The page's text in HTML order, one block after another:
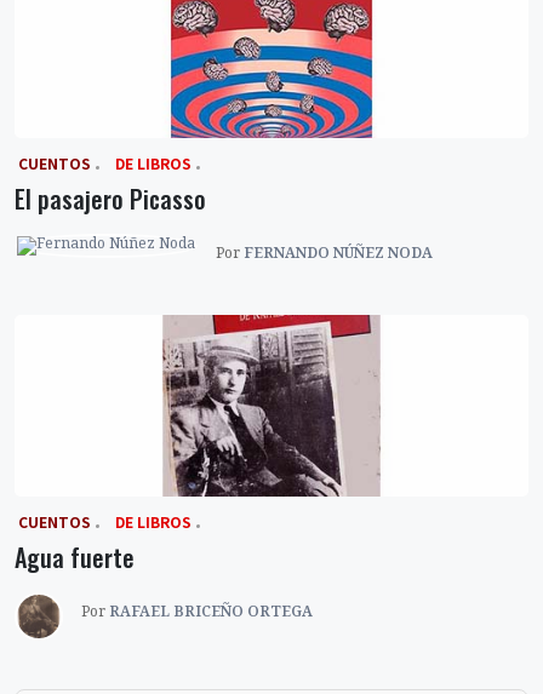
‎ CUENTOS DE LIBROS
El pasajero Picasso
Por FERNANDO NÚÑEZ NODA
‎ CUENTOS DE LIBROS
Agua fuerte
Por RAFAEL BRICEÑO ORTEGA